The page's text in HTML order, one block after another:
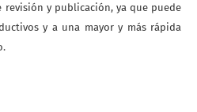
y publicación, ya que puede
y a una mayor y más rápida